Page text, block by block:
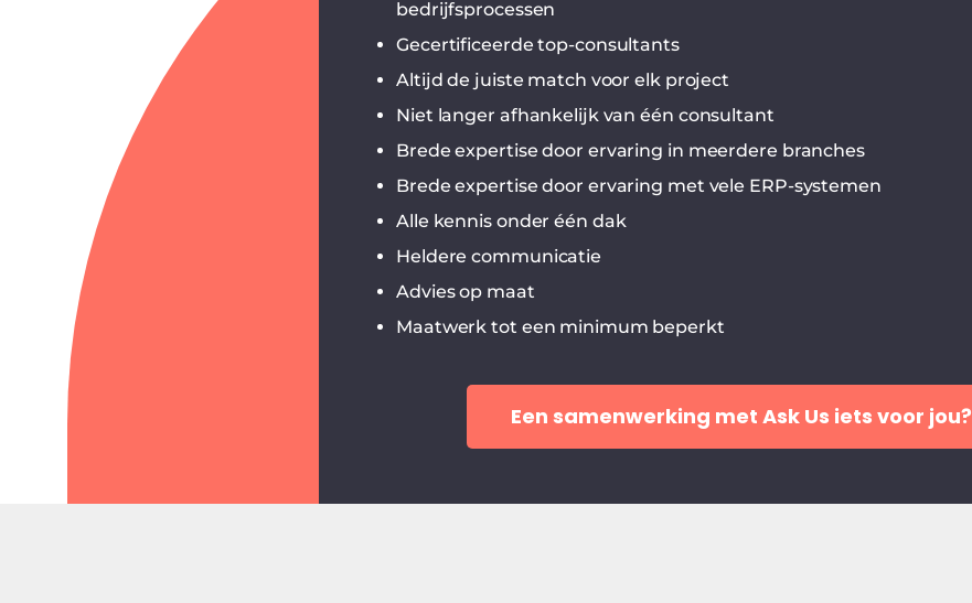
bedrijfsprocessen
Gecertificeerde top-consultants
Altijd de juiste match voor elk project
Niet langer afhankelijk van één consultant
Brede expertise door ervaring in meerdere branches
Brede expertise door ervaring met vele ERP-systemen
Alle kennis onder één dak
Heldere communicatie
Advies op maat
Maatwerk tot een minimum beperkt
Een samenwerking met Ask Us iets voor jou?